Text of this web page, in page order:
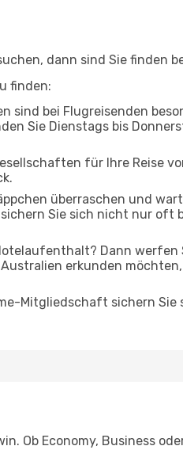
dann sind Sie finden
finden:
sind bei Flugreisenden
Sie Dienstags bis
für Ihre Reise
überraschen und
Sie sich nicht nur oft
Dann
erkunden
Mitgliedschaft sichern
Ob Economy, Business